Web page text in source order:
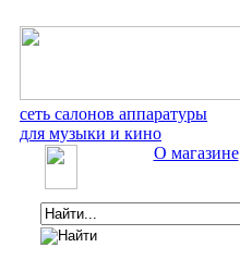
сеть салонов аппаратуры
для музыки и кино
О магазине